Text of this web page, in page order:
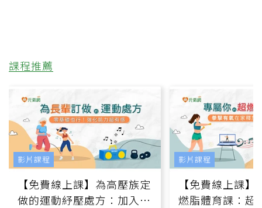
課程推薦
【免費線上課】為高壓族定
做的運動紓壓處方：加入行
影片課程
【免費線上課
燃脂體育課：超
影片課程